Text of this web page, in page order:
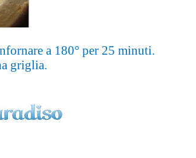
a 180° per 25 minuti.
griglia.